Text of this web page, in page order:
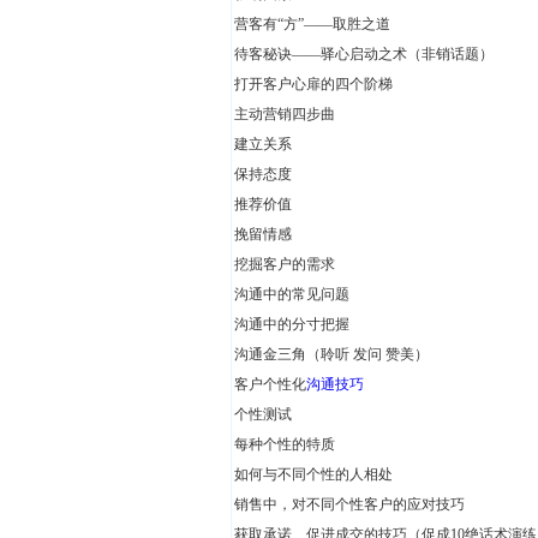
营客有“方”——取胜之道
待客秘诀——驿心启动之术（非销话题）
打开客户心扉的四个阶梯
主动营销四步曲
建立关系
保持态度
推荐价值
挽留情感
挖掘客户的需求
沟通中的常见问题
沟通中的分寸把握
沟通金三角（聆听 发问 赞美）
客户个性化沟通技巧
个性测试
每种个性的特质
如何与不同个性的人相处
销售中，对不同个性客户的应对技巧
获取承诺、促进成交的技巧（促成10绝话术演